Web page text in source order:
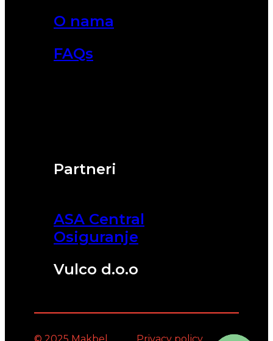
Partneri
ASA Central
Osiguranje
Vulco d.o.o
O nama
FAQs